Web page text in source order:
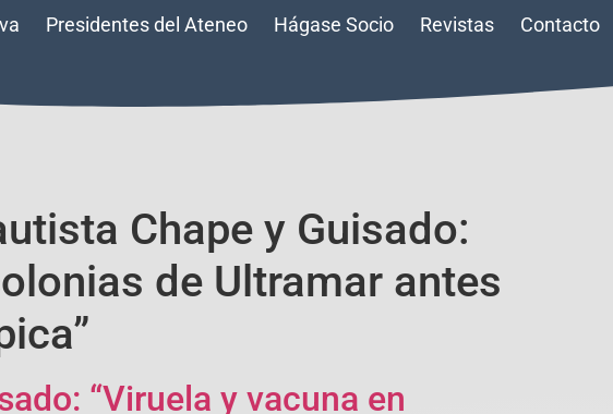
Presidentes del Ateneo Hágase Socio Revistas Contacto
Chape y Guisado:
de Ultramar antes
“Viruela y vacuna en